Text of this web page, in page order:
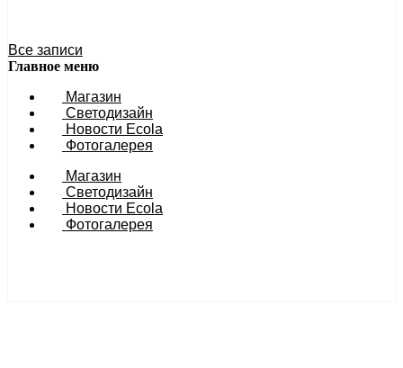
Все записи
Главное меню
Магазин
Светодизайн
Новости Ecola
Фотогалерея
Магазин
Светодизайн
Новости Ecola
Фотогалерея